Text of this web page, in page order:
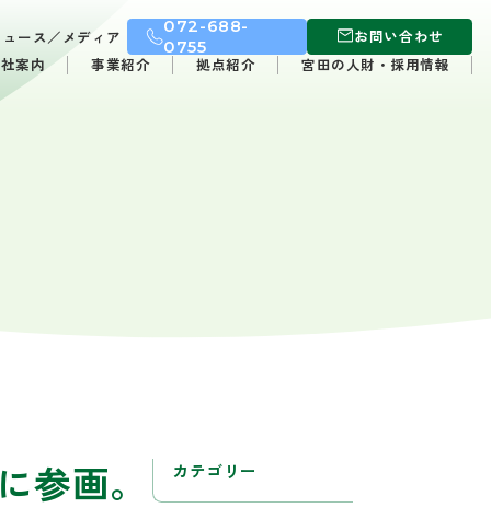
ュース／メディア
072-688-
0755
お問い合わせ
案内 事業紹介 拠点紹介 宮田の人財・採用情報
カテゴリー
参画。